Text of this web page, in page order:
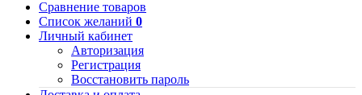
Сравнение товаров
Список желаний 0
Личный кабинет
Авторизация
Регистрация
Восстановить пароль